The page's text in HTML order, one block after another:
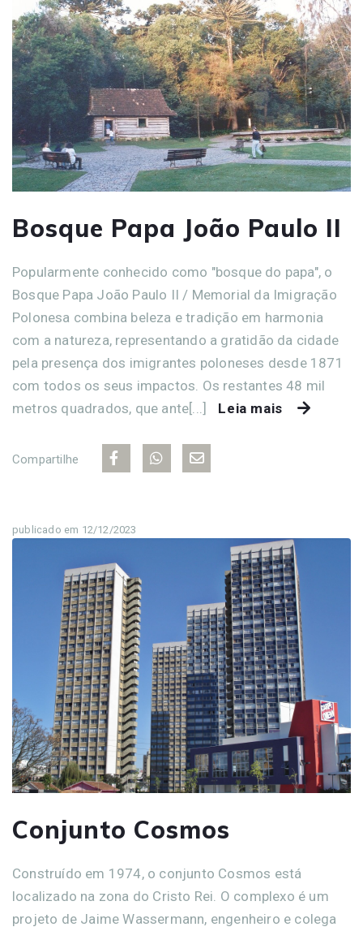
Bosque Papa João Paulo II
Popularmente conhecido como "bosque do papa", o
Bosque Papa João Paulo II / Memorial da Imigração
Polonesa combina beleza e tradição em harmonia
com a natureza, representando a gratidão da cidade
pela presença dos imigrantes poloneses desde 1871
com todos os seus impactos. Os restantes 48 mil
metros quadrados, que ante[...]
Leia mais
Compartilhe
publicado em 12/12/2023
Conjunto Cosmos
Construído em 1974, o conjunto Cosmos está
localizado na zona do Cristo Rei. O complexo é um
projeto de Jaime Wassermann, engenheiro e colega